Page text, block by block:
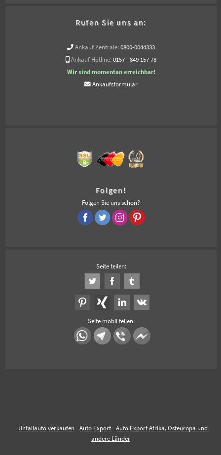
Rufen Sie uns an:
Ankauf Zentrale: 0800-0044333
Ankauf Hotline: 0157 - 849 157 78
Wir sind momentan erreichbar!
Ankaufsformular
Folgen!
Folgen Sie uns schon?
Seite teilen:
Seite mobil teilen:
Unfallauto verkaufen Auto Export
Auto Export Afrika, Osteuropa und
andere Länder